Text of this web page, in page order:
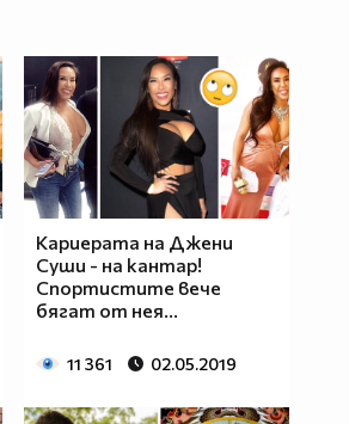
Кариерата на Джени
Суши - на кантар!
Спортистите вече
бягат от нея...
11 361 02.05.2019